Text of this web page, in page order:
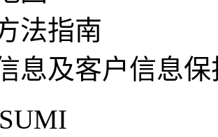
法指南
息及客户信息